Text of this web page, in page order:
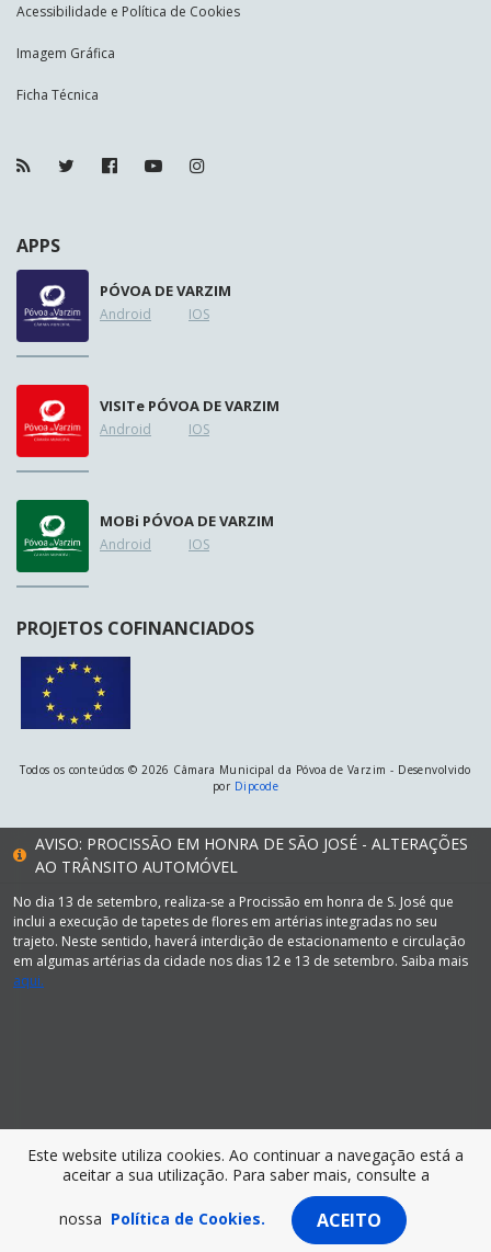
Acessibilidade e Política de Cookies
Imagem Gráfica
Ficha Técnica
APPS
PÓVOA DE VARZIM
Android IOS
VISITe PÓVOA DE VARZIM
Android IOS
MOBi PÓVOA DE VARZIM
Android IOS
PROJETOS COFINANCIADOS
Todos os conteúdos © 2026 Câmara Municipal da Póvoa de Varzim - Desenvolvido
por Dipcode
AVISO: PROCISSÃO EM HONRA DE SÃO JOSÉ - ALTERAÇÕES
AO TRÂNSITO AUTOMÓVEL
No dia 13 de setembro, realiza-se a Procissão em honra de S. José que
inclui a execução de tapetes de flores em artérias integradas no seu
trajeto. Neste sentido, haverá interdição de estacionamento e circulação
em algumas artérias da cidade nos dias 12 e 13 de setembro. Saiba mais
aqui.
Este website utiliza cookies. Ao continuar a navegação está a
aceitar a sua utilização. Para saber mais, consulte a
nossa Política de Cookies. ACEITO